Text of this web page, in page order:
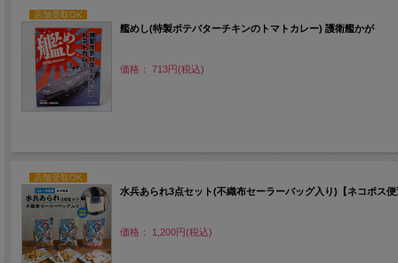
店舗受取OK
艦めし(特製ポテバターチキンのトマトカレー) 護衛艦かが
価格： 713円(税込)
店舗受取OK
水兵あられ3点セット(不織布セーラーバッグ入り)【ネコポス便
価格： 1,200円(税込)